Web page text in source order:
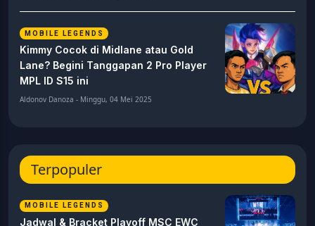
MOBILE LEGENDS
Kimmy Cocok di Midlane atau Gold
Lane? Begini Tanggapan 2 Pro Player
MPL ID S15 ini
Aldonov Danoza - Minggu, 04 Mei 2025
Terpopuler
MOBILE LEGENDS
Jadwal & Bracket Playoff MSC EWC